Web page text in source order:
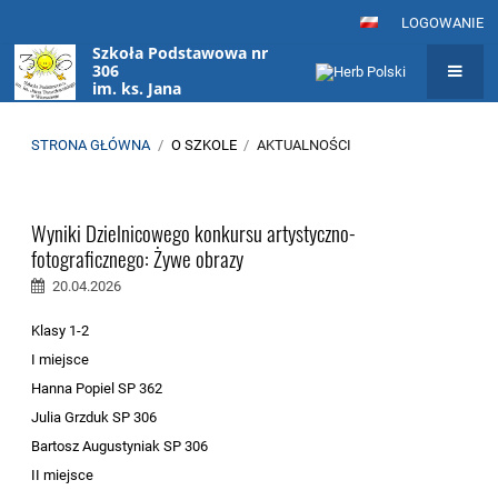
LOGOWANIE
Szkoła Podstawowa nr
306
im. ks. Jana
Twardowskiego
STRONA GŁÓWNA / O SZKOLE / AKTUALNOŚCI
Wyniki Dzielnicowego konkursu artystyczno-
fotograficznego: Żywe obrazy
20.04.2026
Klasy 1-2
I miejsce
Hanna Popiel SP 362
Julia Grzduk SP 306
Bartosz Augustyniak SP 306
II miejsce